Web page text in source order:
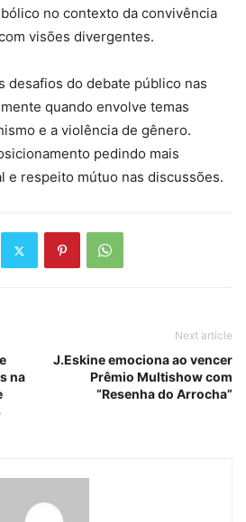
no contexto da convivência
visões divergentes.
desafios do debate público nas
quando envolve temas
e a violência de gênero.
pedindo mais
e respeito mútuo nas discussões.
na
Next article
J.Eskine emociona ao vencer
Prêmio Multishow com
“Resenha do Arrocha”